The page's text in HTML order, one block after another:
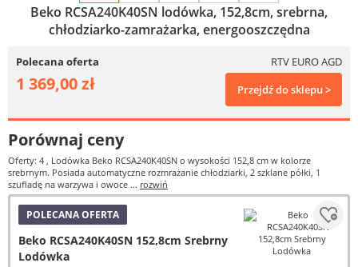
Beko RCSA240K40SN lodówka, 152,8cm, srebrna,
chłodziarko-zamrażarka, energooszczędna
Polecana oferta RTV EURO AGD
1 369,00 zł Przejdź do sklepu >
Porównaj ceny
Oferty: 4 , Lodówka Beko RCSA240K40SN o wysokości 152,8 cm w kolorze
srebrnym. Posiada automatyczne rozmrażanie chłodziarki, 2 szklane półki, 1
szufladę na warzywa i owoce ... rozwiń
POLECANA OFERTA
Beko RCSA240K40SN 152,8cm Srebrny
Lodówka